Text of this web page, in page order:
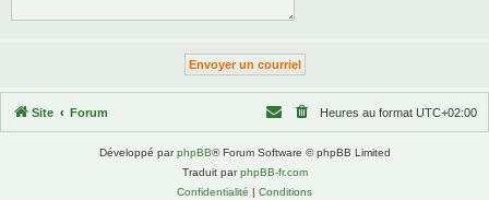
Site Forum Heures au format UTC+02:00
Développé parphpBB® Forum Software © phpBB Limited
Traduit parphpBB-fr.com
Confidentialité | Conditions